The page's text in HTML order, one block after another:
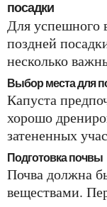
посадки
Для успешного выращивания капусты для
поздней
несколько
Выбор места для
Капуста предпочитает солнечные места с
хорошо
затененных
Подготовка почвы
Почва должна быть богатой органическими
веществами.